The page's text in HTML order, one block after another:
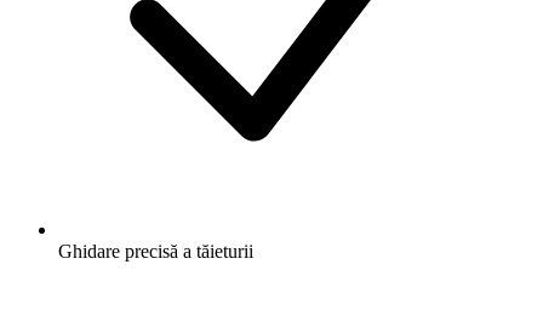
Ghidare precisă a tăieturii